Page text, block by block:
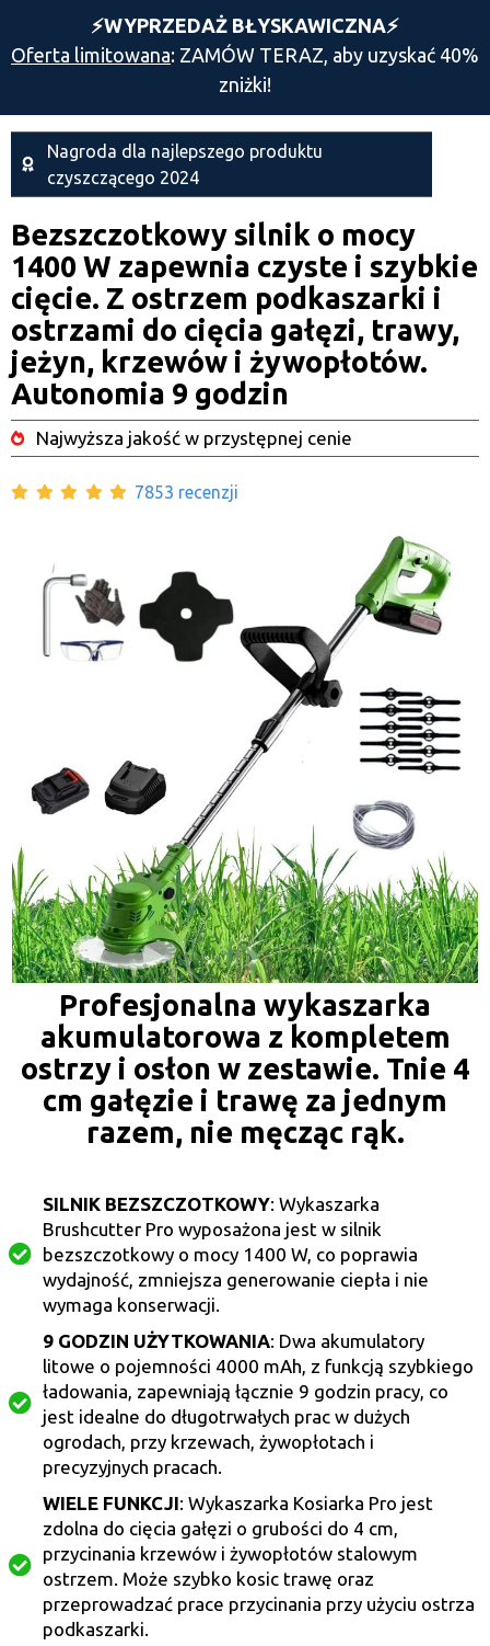
⚡️WYPRZEDAŻ BŁYSKAWICZNA⚡️
Oferta limitowana: ZAMÓW TERAZ, aby uzyskać 40%
zniżki!
Nagroda dla najlepszego produktu
czyszczącego 2024
Bezszczotkowy silnik o mocy
1400 W zapewnia czyste i szybkie
cięcie. Z ostrzem podkaszarki i
ostrzami do cięcia gałęzi, trawy,
jeżyn, krzewów i żywopłotów.
Autonomia 9 godzin
Najwyższa jakość w przystępnej cenie
7853 recenzji
Profesjonalna wykaszarka
akumulatorowa z kompletem
ostrzy i osłon w zestawie. Tnie 4
cm gałęzie i trawę za jednym
razem, nie męcząc rąk.
SILNIK BEZSZCZOTKOWY: Wykaszarka
Brushcutter Pro wyposażona jest w silnik
bezszczotkowy o mocy 1400 W, co poprawia
wydajność, zmniejsza generowanie ciepła i nie
wymaga konserwacji.
9 GODZIN UŻYTKOWANIA: Dwa akumulatory
litowe o pojemności 4000 mAh, z funkcją szybkiego
ładowania, zapewniają łącznie 9 godzin pracy, co
jest idealne do długotrwałych prac w dużych
ogrodach, przy krzewach, żywopłotach i
precyzyjnych pracach.
WIELE FUNKCJI: Wykaszarka Kosiarka Pro jest
zdolna do cięcia gałęzi o grubości do 4 cm,
przycinania krzewów i żywopłotów stalowym
ostrzem. Może szybko kosic trawę oraz
przeprowadzać prace przycinania przy użyciu ostrza
podkaszarki.